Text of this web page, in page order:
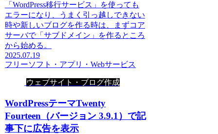
「WordPress移行サービス」を使っても
エラーになり、うまく引っ越しできない
時や新しいブログを作る時は、まずコア
サーバで「サブドメイン」を作るところ
から始める。
2025.07.19
フリーソフト・アプリ・Webサービス
ウェブサイト・ブログ作成
WordPressテーマTwenty
Fourteen（バージョン 3.9.1）で記
事下に広告を表示